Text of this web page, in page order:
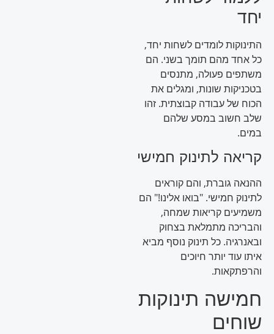
יחד
התינוקות לומדים לשחות יחד,
כל אחד מהם תומך בשני. הם
משתפים פעולה, מתנסים
בטכניקות שונות, ומגלים את
הכוח של עבודה קבוצתית. זהו
שלב חשוב במסע שלהם
במים.
קריאה לתינוק חמישי
ההנאה גוברת, והם קוראים
לתינוק חמישי. "בואו אלינו!" הם
משמיעים קריאות שמחה,
והבריכה מתמלאת בצחוק
ובאנרגיה. כל תינוק נוסף מביא
איתו עוד יותר חיוכים
והרפתקאות.
חמישה תינוקות
שוחים